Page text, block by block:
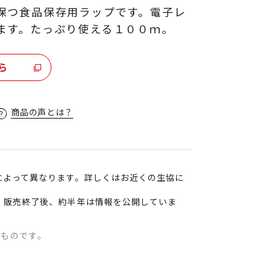
食品保存用ラップです。電子レ
。たっぷり使える１００ｍ。
商品の声とは？
って異なります。詳しくはお近くの生協に
売終了後、約半年は情報を公開していま
のです。